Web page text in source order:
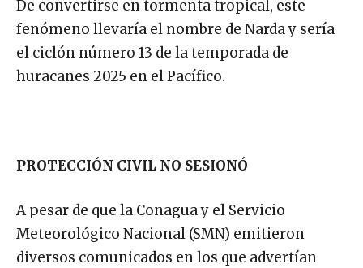
De convertirse en tormenta tropical, este
fenómeno llevaría el nombre de Narda y sería
el ciclón número 13 de la temporada de
huracanes 2025 en el Pacífico.
PROTECCIÓN CIVIL NO SESIONÓ
A pesar de que la Conagua y el Servicio
Meteorológico Nacional (SMN) emitieron
diversos comunicados en los que advertían